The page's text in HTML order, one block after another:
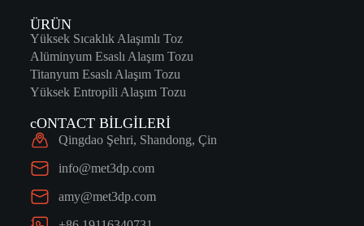
ÜRÜN
Yüksek Sıcaklık Alaşımlı Toz
Alüminyum Esaslı Alaşım Tozu
Titanyum Esaslı Alaşım Tozu
Yüksek Entropili Alaşım Tozu
cONTACT BİLGİLERİ
Qingdao Şehri, Shandong, Çin
info@met3dp.com
amy@met3dp.com